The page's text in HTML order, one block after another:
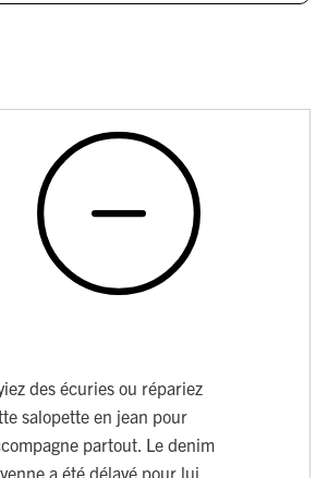
des écuries ou répariez
salopette en jean pour
partout. Le denim
a été délavé pour lui